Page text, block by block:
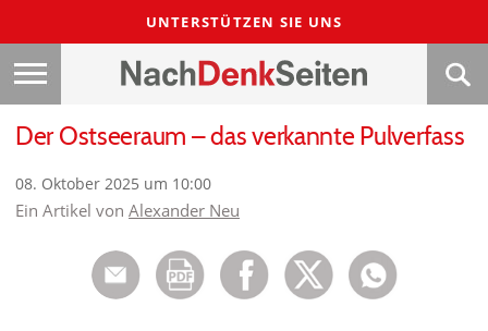
UNTERSTÜTZEN SIE UNS
Der Ostseeraum – das verkannte Pulverfass
08. Oktober 2025 um 10:00
Ein Artikel von Alexander Neu